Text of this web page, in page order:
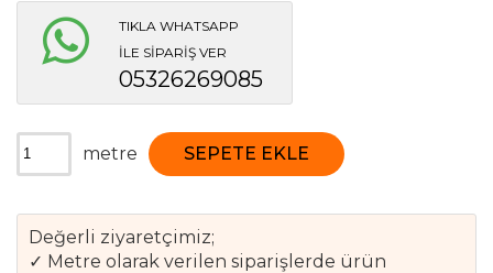
TIKLA WHATSAPP
İLE SİPARİŞ VER
05326269085
metre SEPETE EKLE
Değerli ziyaretçimiz;
✓ Metre olarak verilen siparişlerde ürün